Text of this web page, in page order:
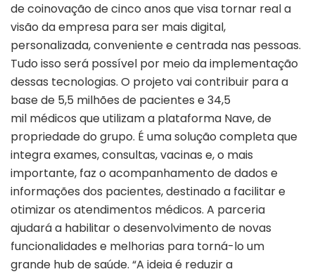
de coinovação de cinco anos que visa tornar real a
visão da empresa para ser mais digital,
personalizada, conveniente e centrada nas pessoas.
Tudo isso será possível por meio da implementação
dessas tecnologias. O projeto vai contribuir para a
base de 5,5 milhões de pacientes e 34,5
mil médicos que utilizam a plataforma Nave, de
propriedade do grupo. É uma solução completa que
integra exames, consultas, vacinas e, o mais
importante, faz o acompanhamento de dados e
informações dos pacientes, destinado a facilitar e
otimizar os atendimentos médicos. A parceria
ajudará a habilitar o desenvolvimento de novas
funcionalidades e melhorias para torná-lo um
grande hub de saúde. “A ideia é reduzir a